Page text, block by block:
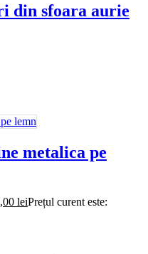
din sfoara aurie
metalica pe
leiPrețul curent este: